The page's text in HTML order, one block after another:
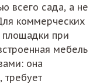
всего сада, а не
коммерческих
площадки при
мебель
она
требует